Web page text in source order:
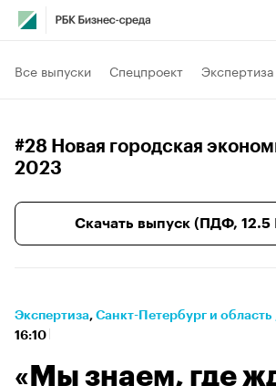
Все выпуски Спецпроект Экспертиза
#28 Новая городская
2023
Скачать выпуск (ПДФ,
Экспертиза⁠, Санкт-Петербург и область
16:10
«Мы знаем, где